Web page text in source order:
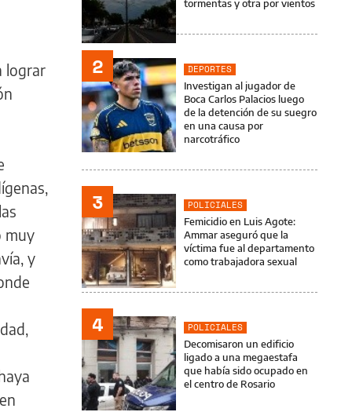
lograr
muy
y
tormentas y otra por vientos
2
DEPORTES
Investigan al jugador de
Boca Carlos Palacios luego
de la detención de su suegro
en una causa por
narcotráfico
3
POLICIALES
Femicidio en Luis Agote:
Ammar aseguró que la
víctima fue al departamento
como trabajadora sexual
4
POLICIALES
Decomisaron un edificio
ligado a una megaestafa
que había sido ocupado en
el centro de Rosario